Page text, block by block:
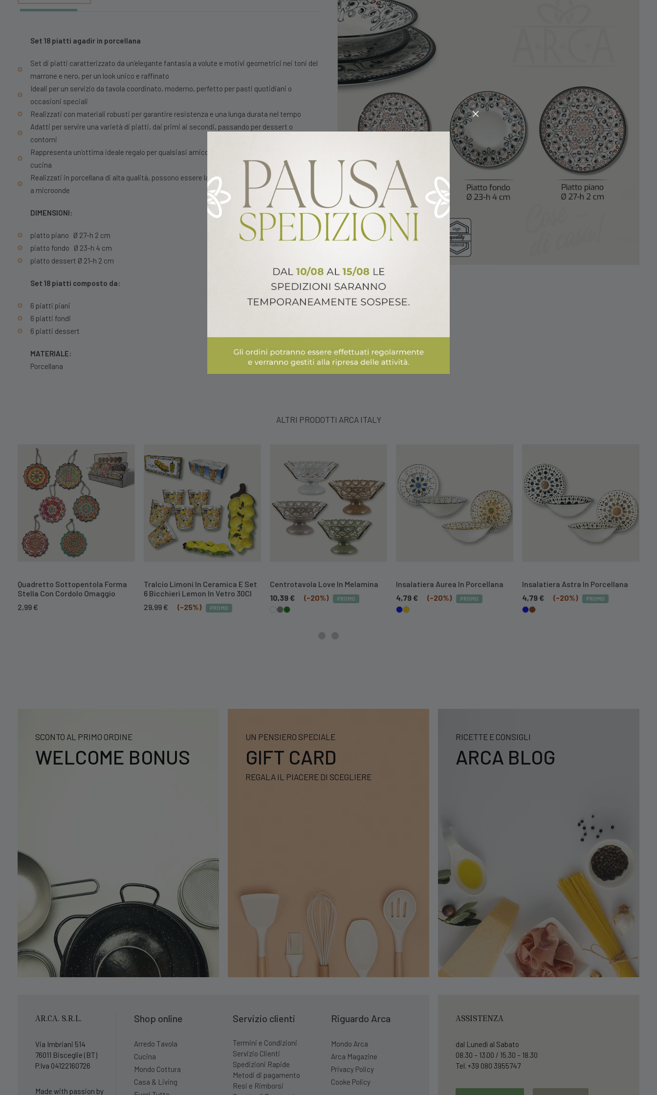
Set 18 piatti agadir in porcellana
Set di piatti caratterizzato da un’elegante fantasia a volute e motivi geometrici nei toni del
marrone e nero, per un look unico e raffinato
Ideali per un servizio da tavola coordinato, moderno, perfetto per pasti quotidiani o
occasioni speciali
Realizzati con materiali robusti per garantire resistenza e una lunga durata nel tempo
Adatti per servire una varietà di piatti, dai primi ai secondi, passando per dessert o
contorni
Rappresenta un’ottima ideale regalo per qualsiasi amico o familiare che ama la casa e la
cucina
Realizzati in porcellana di alta qualità, possono essere lavati in lavastoviglie e usati in forni
a microonde
DIMENSIONI:
piatto piano Ø 27-h 2 cm
piatto fondo Ø 23-h 4 cm
piatto dessert Ø 21-h 2 cm
Set 18 piatti composto da:
6 piatti piani
6 piatti fondi
6 piatti dessert
MATERIALE:
Porcellana
ALTRI PRODOTTI ARCA ITALY
Quadretto Sottopentola Forma
Stella Con Cordolo Omaggio
2,99€
Tralcio Limoni In Ceramica E Set
6 Bicchieri Lemon In Vetro 30Cl
Il
29,99€ (-25%) PROMO
Centrotavola Love In Melamina
10,39 € (-20%) PROMO
Insalatiera Aurea In Porcellana
4,79 € (-20%) PROMO
Insalatiera Astra In Porcellana
4,79 € (-20%) PROMO
SCONTO AL PRIMO ORDINE
WELCOME BONUS
UN PENSIERO SPECIALE
GIFT CARD
REGALA IL PIACERE DI SCEGLIERE
RICETTE E CONSIGLI
ARCA BLOG
AR.CA. S.R.L.
Via Imbriani 514
76011 Bisceglie (BT)
P.Iva 04122160726
Made with passion by
Shop online
Arredo Tavola
Cucina
Mondo Cottura
Casa & Living
Servizio clienti
Termini e Condizioni
Servizio Clienti
Spedizioni Rapide
Metodi di pagamento
Resi e Rimborsi
Riguardo Arca
Mondo Arca
Arca Magazine
Privacy Policy
Cooke Policy
ASSISTENZA
dal Lunedì al Sabato
08.30 – 13.00 / 15.30 – 18.30
Tel. +39 080 3955747